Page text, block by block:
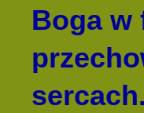
Boga w